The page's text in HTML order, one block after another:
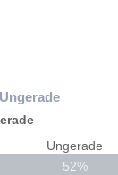
Ungerade
52%